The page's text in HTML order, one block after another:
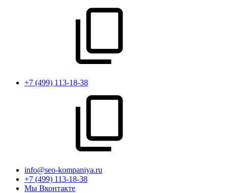
+7 (499) 113-18-38
info@seo-kompaniya.ru
+7 (499) 113-18-38
Мы Вконтакте